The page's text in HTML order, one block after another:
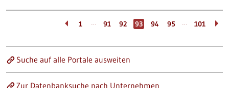
1 … 91 92 93 94 95 … 101
Suche auf alle Portale ausweiten
Zur Datenbanksuche nach Unternehmen